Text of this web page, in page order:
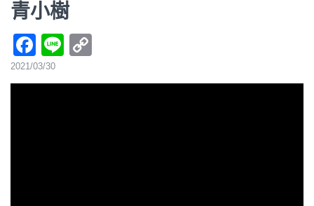
青小樹
Facebook
Line
2021/03/30